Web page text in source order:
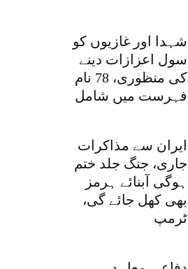
شہدا اور غازیوں کو
سول اعزازات دینے
کی منظوری، 78 نام
فہرست میں شامل
ایران سے مذاکرات
جاری، جنگ جلد ختم
ہوگی آبنائے ہرمز
بھی کھل جائے گی،
ٹرمپ